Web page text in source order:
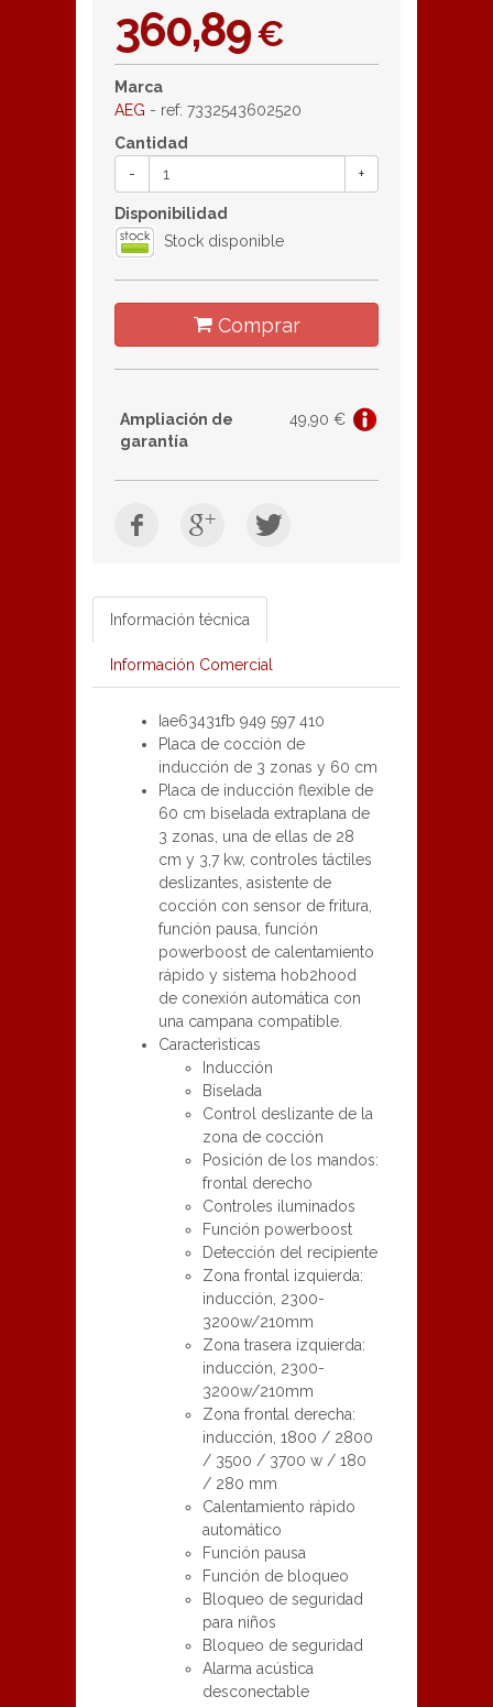
360,89€
Marca
AEG - ref: 7332543602520
Cantidad
-
+
Disponibilidad
Stock disponible
Comprar
Ampliación de
garantía
49,90 €
Información técnica
Información Comercial
Iae63431fb 949 597 410
Placa de cocción de
inducción de 3 zonas y 60 cm
Placa de inducción flexible de
60 cm biselada extraplana de
3 zonas, una de ellas de 28
cm y 3,7 kw, controles táctiles
deslizantes, asistente de
cocción con sensor de fritura,
función pausa, función
powerboost de calentamiento
rápido y sistema hob2hood
de conexión automática con
una campana compatible.
Caracterìsticas
Inducción
Biselada
Control deslizante de la
zona de cocción
Posición de los mandos:
frontal derecho
Controles iluminados
Función powerboost
Detección del recipiente
Zona frontal izquierda:
inducción, 2300-
3200w/210mm
Zona trasera izquierda:
inducción, 2300-
3200w/210mm
Zona frontal derecha:
inducción, 1800 / 2800
/ 3500 / 3700 w / 180
/ 280 mm
Calentamiento rápido
automático
Función pausa
Función de bloqueo
Bloqueo de seguridad
para niños
Bloqueo de seguridad
Alarma acústica
desconectable